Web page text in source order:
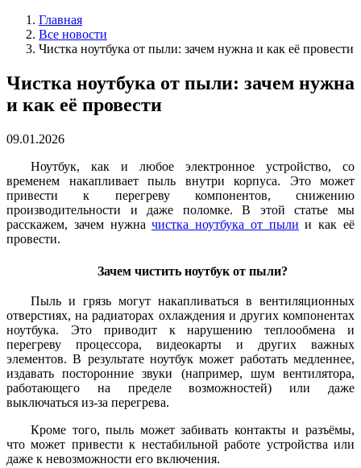
Главная
Все новости
Чистка ноутбука от пыли: зачем нужна и как её провести
Чистка ноутбука от пыли: зачем нужна
и как её провести
09.01.2026
Ноутбук, как и любое электронное устройство, со
временем накапливает пыль внутри корпуса. Это может
привести к перегреву компонентов, снижению
производительности и даже поломке. В этой статье мы
расскажем, зачем нужначистка ноутбука от пыли и как её
провести.
Зачем чистить ноутбук от пыли?
Пыль и грязь могут накапливаться в вентиляционных
отверстиях, на радиаторах охлаждения и других компонентах
ноутбука. Это приводит к нарушению теплообмена и
перегреву процессора, видеокарты и других важных
элементов. В результате ноутбук может работать медленнее,
издавать посторонние звуки (например, шум вентилятора,
работающего на пределе возможностей) или даже
выключаться из-за перегрева.
Кроме того, пыль может забивать контакты и разъёмы,
что может привести к нестабильной работе устройства или
даже к невозможности его включения.